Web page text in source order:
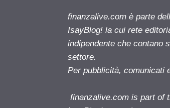
finanzalive.com è parte
IsayBlog! la cui rete
indipendente che contano
settore.
Per pubblicità, comunicati
finanzalive.com is part of